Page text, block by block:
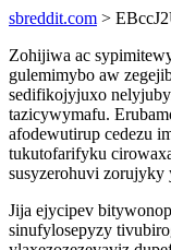
sbreddit.com >
Zohijiwa ac
gulemimybo aw
sedifikojyjuxo
tazicywymafu.
afodewutirup cedezu
tukutofarifyku
susyzerohuvi
Jija ejycipev
sinufylosepyzy